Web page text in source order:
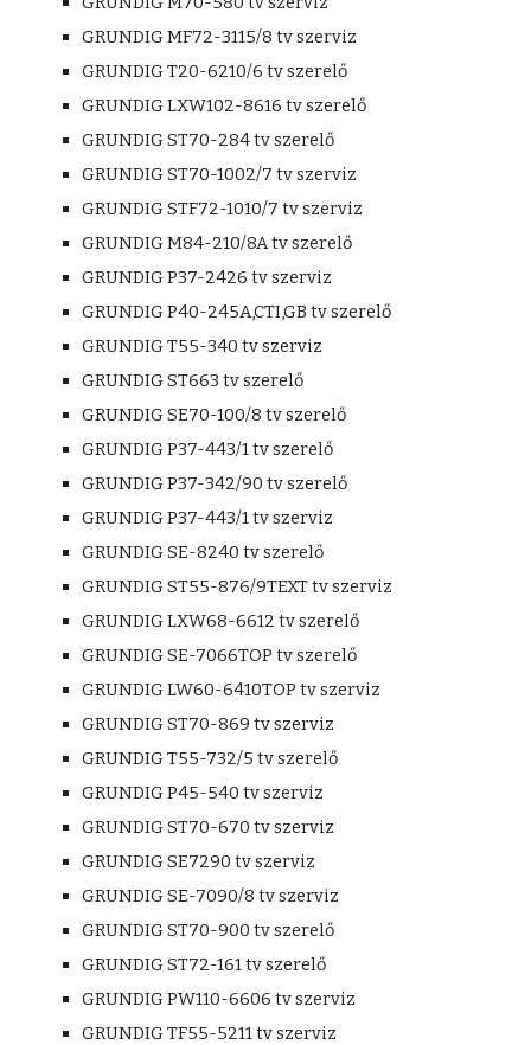
GRUNDIG MF72-3115/8 tv szerviz
GRUNDIG T20-6210/6 tv szerelő
GRUNDIG LXW102-8616 tv szerelő
GRUNDIG ST70-284 tv szerelő
GRUNDIG ST70-1002/7 tv szerviz
GRUNDIG STF72-1010/7 tv szerviz
GRUNDIG M84-210/8A tv szerelő
GRUNDIG P37-2426 tv szerviz
GRUNDIG P40-245A,CTI,GB tv szerelő
GRUNDIG T55-340 tv szerviz
GRUNDIG ST663 tv szerelő
GRUNDIG SE70-100/8 tv szerelő
GRUNDIG P37-443/1 tv szerelő
GRUNDIG P37-342/90 tv szerelő
GRUNDIG P37-443/1 tv szerviz
GRUNDIG SE-8240 tv szerelő
GRUNDIG ST55-876/9TEXT tv szerviz
GRUNDIG LXW68-6612 tv szerelő
GRUNDIG SE-7066TOP tv szerelő
GRUNDIG LW60-6410TOP tv szerviz
GRUNDIG ST70-869 tv szerviz
GRUNDIG T55-732/5 tv szerelő
GRUNDIG P45-540 tv szerviz
GRUNDIG ST70-670 tv szerviz
GRUNDIG SE7290 tv szerviz
GRUNDIG SE-7090/8 tv szerviz
GRUNDIG ST70-900 tv szerelő
GRUNDIG ST72-161 tv szerelő
GRUNDIG PW110-6606 tv szerviz
GRUNDIG TF55-5211 tv szerviz